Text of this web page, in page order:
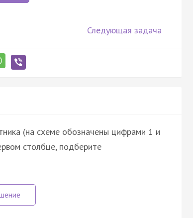
Следующая задача
(на схеме обозначены цифрами 1 и
столбце, подберите